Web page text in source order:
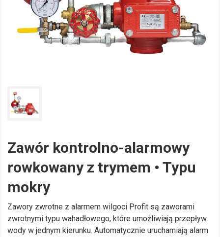
Zawór kontrolno-alarmowy
rowkowany z trymem • Typu
mokry
Zawory zwrotne z alarmem wilgoci Profit są zaworami
zwrotnymi typu wahadłowego, które umożliwiają przepływ
wody w jednym kierunku. Automatycznie uruchamiają alarm